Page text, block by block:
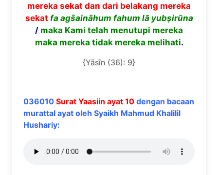
mereka sekat dan dari belakang mereka
sekat fa agŝaināhum fahum lāyubṣirūna
/ maka Kami telah menutupi mereka
maka mereka tidak mereka melihati.
{Yāsīn (36): 9}
036010 Surat Yaasiin ayat 10 dengan bacaan
murattal ayat oleh Syaikh Mahmud Khalilil
Hushariy: